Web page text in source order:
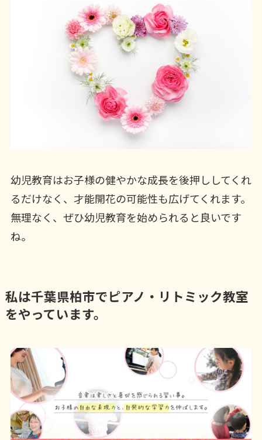
幼児教育はお子様の健やかな成長を後押ししてくれ
るだけなく、才能開花の可能性も広げてくれます。
無理なく、ぜひ幼児教育を始められると良いです
ね。
私は千葉県柏市でピアノ・リトミック教室
をやっています。